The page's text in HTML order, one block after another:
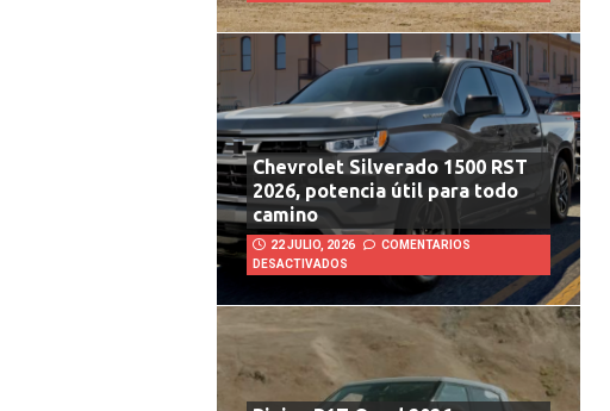
Chevrolet Silverado 1500 RST
2026, potencia útil para todo
camino
22 JULIO, 2026
COMENTARIOS
DESACTIVADOS